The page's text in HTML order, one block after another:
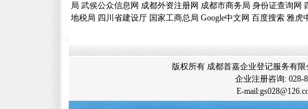
局 武侯公众信息网 成都外资注册网 成都市商务局 身份证查询网
地税局 四川省建设厅 国家工商总局 Google中文网 百度搜索 雅虎
版权所有 成都首嘉企业登记服务有
企业注册咨询: 028-
E-